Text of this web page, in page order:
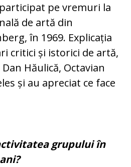
pe vremuri la
de artă din
în 1969. Explicația
critici și istorici de artă,
Hăulică, Octavian
și au apreciat ce face
grupului în